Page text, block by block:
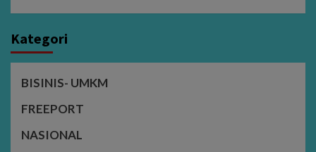
Kategori
BISINIS- UMKM
FREEPORT
NASIONAL